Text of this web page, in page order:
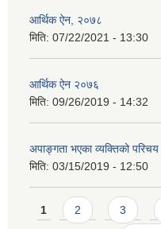
आर्थिक ऐन, २०७८
मिति: 07/22/2021 - 13:30
आर्थिक ऐन २०७६
मिति: 09/26/2019 - 14:32
अपाङ्गता भएका व्यक्तिको
मिति: 03/15/2019 - 12:50
Pages
1 2 3